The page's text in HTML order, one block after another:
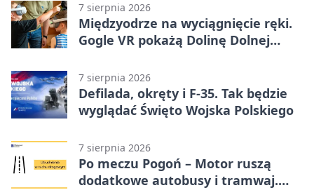
7 sierpnia 2026
Międzyodrze na wyciągnięcie ręki.
Gogle VR pokażą Dolinę Dolnej
7 sierpnia 2026
Defilada, okręty i F-35. Tak będzie
wyglądać Święto Wojska Polskiego
7 sierpnia 2026
Po meczu Pogoń – Motor ruszą
dodatkowe autobusy i tramwaj.